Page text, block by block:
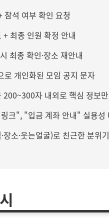
참석 여부 확인 요청
최종 인원 확정 안내
최종 확인·장소 재안내
로 개인화된 모임 공지 문자
자 내외로 핵심 정보
크", "입금 계좌 안내" 실용성
소·웃는얼굴)로 친근한 분위